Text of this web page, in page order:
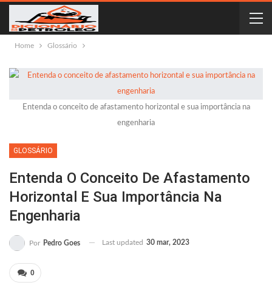
Home Glossário
Entenda o conceito de afastamento horizontal e sua importância na
engenharia
GLOSSÁRIO
Entenda O Conceito De Afastamento
Horizontal E Sua Importância Na
Engenharia
Por Pedro Goes Last updated 30 mar, 2023
0